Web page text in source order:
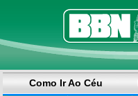
Como Ir Ao Céu